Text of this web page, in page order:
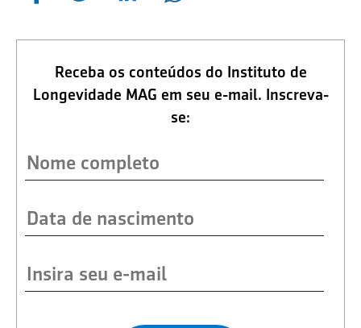
Receba os conteúdos do Instituto de
Longevidade MAG em seu e-mail. Inscreva-
se: